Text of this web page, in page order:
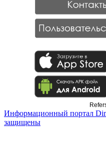
Информационный портал
защищены